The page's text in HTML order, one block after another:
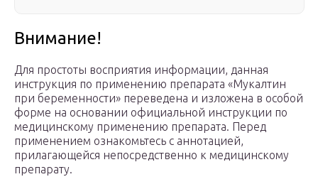
Внимание!
Для простоты восприятия информации, данная
инструкция по применению препарата «Мукалтин
при беременности» переведена и изложена в особой
форме на основании официальной инструкции по
медицинскому применению препарата. Перед
применением ознакомьтесь с аннотацией,
прилагающейся непосредственно к медицинскому
препарату.